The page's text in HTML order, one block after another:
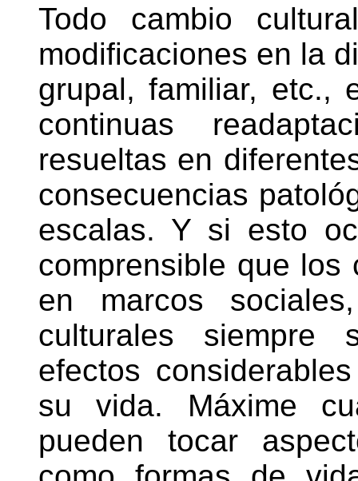
Todo cambio
modificaciones en la
grupal, familiar, etc.,
continuas
resueltas en
consecuencias
escalas. Y si esto
comprensible que
en marcos
culturales siempre
efectos
su vida. Máxime
pueden tocar